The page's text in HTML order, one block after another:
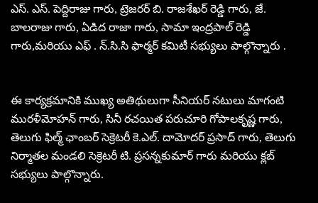
ఎస్. ఎస్. పెద్దిరాజు గారు, ట్రెజరర్ బి. రాజశేఖర్ రెడ్డి గారు, జే.
బాలరాజు గారు, ఏడిద రాజా గారు, సామా ఇంద్రపాల్ రెడ్డి
గారు,మరియు ఎఫ్ . న్.సి.సి ఫార్మర్ కమిటీ సభ్యులు పాల్గొన్నారు .
ఈ కార్యక్రమానికి ముఖ్య అతిథులుగా సీనియర్ నటులు మాగంటి
మురళీమోహన్ గారు, సినీ రచయిత పరుచూరి గోపాలకృష్ణ గారు,
తెలుగు ఫిల్మ్ ఛాంబర్ సెక్రెటరీ కె.ఎల్. దామోదర్ ప్రసాద్ గారు, తెలుగు
నిర్మాతల మండలి సెక్రెటరీ టి. ప్రసన్నకుమార్ గారు మరియు క్లబ్
సభ్యులు పాల్గొన్నారు.